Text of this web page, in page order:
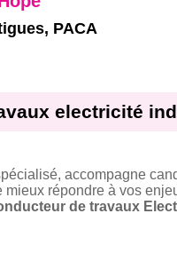
, PACA
electricité
accompagne
répondre à vos
de travaux